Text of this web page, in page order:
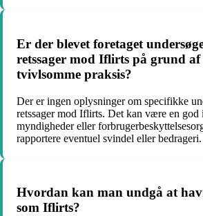
Er der blevet foretaget
retssager mod Iflirts på grund af
tvivlsomme praksis?
Der er ingen oplysninger om specifikke
retssager mod Iflirts. Det kan være en god
myndigheder eller
rapportere eventuel svindel eller bedrageri.
Hvordan kan man undgå at
som Iflirts?